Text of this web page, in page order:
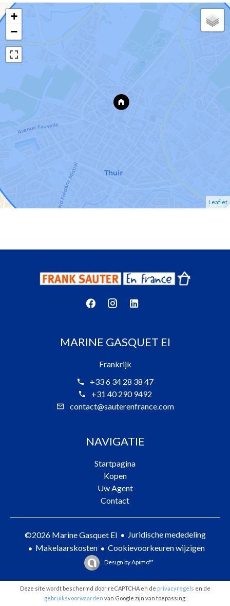
+
−
Leaflet
MARINE GASQUET EI
Frankrijk
+33 6 34 28 38 47
+31 40 290 9492
contact@sauterenfrance.com
NAVIGATIE
Startpagina
Kopen
Uw Agent
Contact
©2026 Marine Gasquet EI
Juridische mededeling
Makelaarskosten
Cookievoorkeuren wijzigen
Design byApimo™
Deze site wordt beschermd door reCAPTCHA en de privacyregels en de
gebruiksvoorwaarden van Google zijn van toepassing.